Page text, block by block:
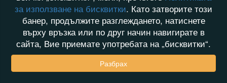
за използване на бисквитки. Като затворите този
банер, продължите разглеждането, натиснете
върху връзка или по друг начин навигирате в
сайта, Вие приемате употребата на „бисквитки“.
Разбрах